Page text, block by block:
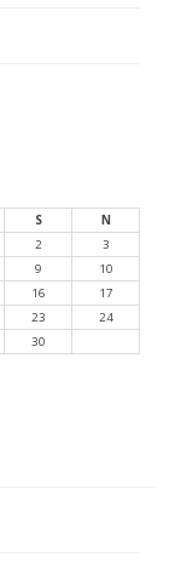
S
N
2
3
9
10
16
17
23
24
30